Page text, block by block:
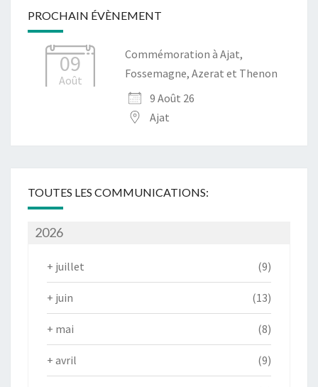
PROCHAIN ÉVÈNEMENT
09
Août
Commémoration à Ajat,
Fossemagne, Azerat et Thenon
9 Août 26
Ajat
TOUTES LES COMMUNICATIONS:
2026
+ juillet (9)
+ juin (13)
+ mai (8)
+ avril (9)